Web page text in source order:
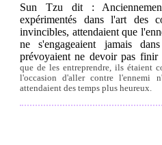
Sun Tzu dit :
expérimentés dans l'art des
invincibles, attendaient que
ne s'engageaient jamais
prévoyaient ne devoir pas finir
que de les entreprendre, ils étaient
l'occasion d'aller contre l'ennemi
attendaient des temps plus heureux.